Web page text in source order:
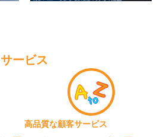
サービス
高品質な顧客サービス